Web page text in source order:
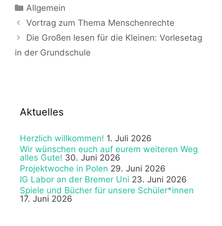
Kategorien
Allgemein
Vortrag zum Thema Menschenrechte
Die Großen lesen für die Kleinen: Vorlesetag
in der Grundschule
Aktuelles
Herzlich willkommen! 1. Juli 2026
Wir wünschen euch auf eurem weiteren Weg
alles Gute! 30. Juni 2026
Projektwoche in Polen 29. Juni 2026
IG Labor an der Bremer Uni 23. Juni 2026
Spiele und Bücher für unsere Schüler*innen
17. Juni 2026